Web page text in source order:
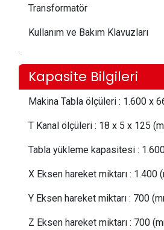
Transformatör
Kullanım ve Bakım Klavuzları
Kapasite Bilgileri
Makina Tabla ölçüleri : 1.600 x
T Kanal ölçüleri : 18 x 5 x 125
Tabla yükleme kapasitesi :
X Eksen hareket miktarı : 1.400
Y Eksen hareket miktarı : 700
Z Eksen hareket miktarı : 700